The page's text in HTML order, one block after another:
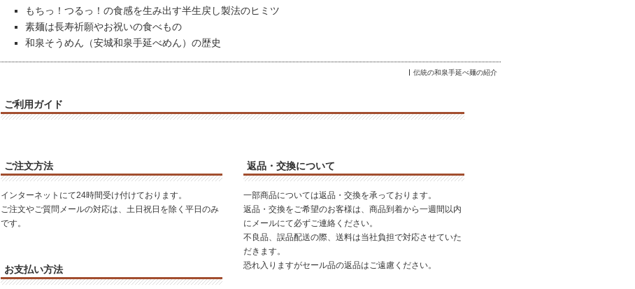
もちっ！つるっ！の食感を生み出す半生戻し製法のヒミツ
素麺は長寿祈願やお祝いの食べもの
和泉そうめん（安城和泉手延べめん）の歴史
伝統の和泉手延べ麺の紹介
ご利用ガイド
ご注文方法
インターネットにて24時間受け付けております。
ご注文やご質問メールの対応は、土日祝日を除く平日のみ
です。
お支払い方法
返品・交換について
一部商品については返品・交換を承っております。
返品・交換をご希望のお客様は、商品到着から一週間以内
にメールにて必ずご連絡ください。
不良品、誤品配送の際、送料は当社負担で対応させていた
だきます。
恐れ入りますがセール品の返品はご遠慮ください。